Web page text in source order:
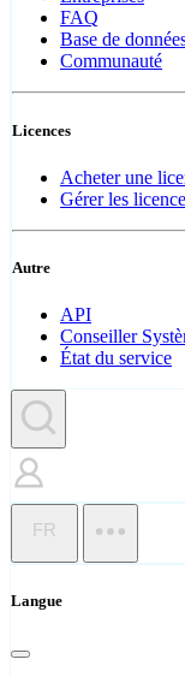
FAQ
Base de
Communauté
Licences
Acheter une
Gérer les
Autre
API
Conseiller
État du service
FR
Langue